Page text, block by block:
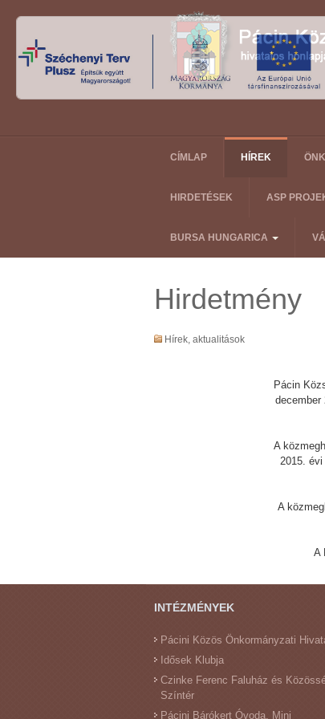
CÍMLAP HÍREK
HIRDETÉSEK ASP
BURSA HUNGARICA
Hirdetmény
Hírek, aktualitások
Pácin
december
A
2015.
A
A
INTÉZMÉNYEK
Pácini Közös Önkormányzati
Idősek Klubja
Czinke Ferenc Faluház és
Színtér
Pácini Bárókert Óvoda, Mini